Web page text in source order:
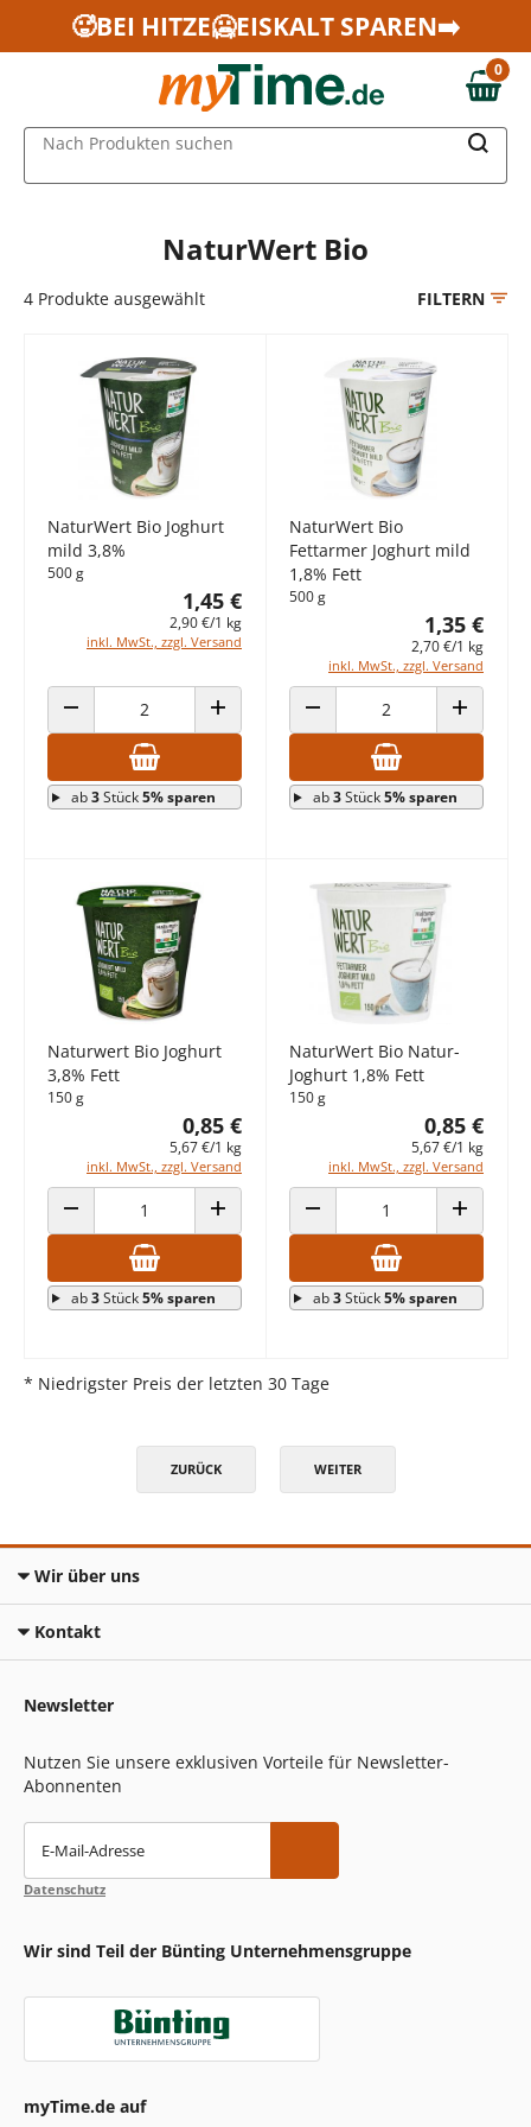
Zum Hauptinhalt springen
Zur Navigation springen
Zur Suche springen
🥵BEI HITZE🥶EISKALT SPAREN➡️
0,00 €
0
Nach Produkten suchen
NaturWert Bio
4 Produkte ausgewählt FILTERN
NaturWert Bio Joghurt
mild 3,8%
500 g
1,45 €
2,90 €/1 kg
inkl. MwSt., zzgl. Versand
ANZAHL VERRINGERN ANZAHL ERHÖHEN
ab3Stück5% sparen
NaturWert Bio
Fettarmer Joghurt mild
1,8% Fett
500 g
1,35 €
2,70 €/1 kg
inkl. MwSt., zzgl. Versand
ANZAHL VERRINGERN ANZAHL
ab3Stück5% sparen
Naturwert Bio Joghurt
3,8% Fett
150 g
0,85 €
5,67 €/1 kg
inkl. MwSt., zzgl. Versand
ANZAHL VERRINGERN ANZAHL ERHÖHEN
ab3Stück5% sparen
NaturWert Bio Natur-
Joghurt 1,8% Fett
150 g
0,85 €
5,67 €/1 kg
inkl. MwSt., zzgl. Versand
ANZAHL VERRINGERN ANZAHL
ab3Stück5% sparen
* Niedrigster Preis der letzten 30 Tage
ZURÜCK WEITER
Wir über uns
Kontakt
Newsletter
Nutzen Sie unsere exklusiven Vorteile für Newsletter-
Abonnenten
E-Mail-Adresse
Datenschutz
Wir sind Teil der Bünting Unternehmensgruppe
myTime.de auf